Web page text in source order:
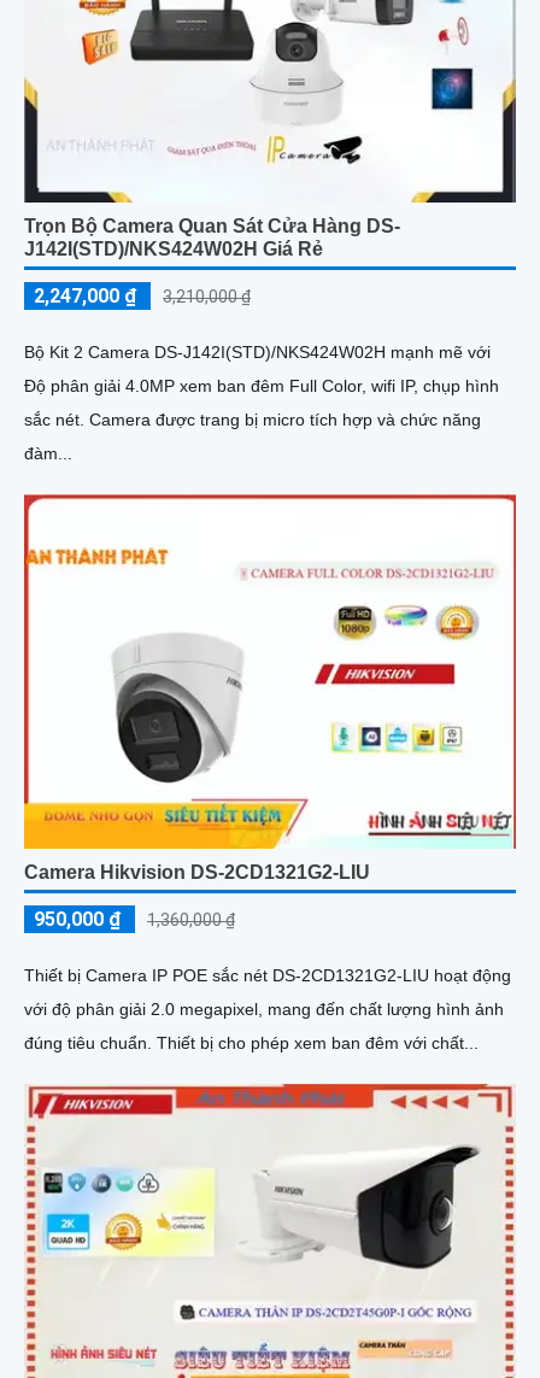
Trọn Bộ Camera Quan Sát Cửa Hàng DS-
J142I(STD)/NKS424W02H Giá Rẻ
2,247,000 ₫ 3,210,000 ₫
Bộ Kit 2 Camera DS-J142I(STD)/NKS424W02H mạnh mẽ với
Độ phân giải 4.0MP xem ban đêm Full Color, wifi IP, chụp hình
sắc nét. Camera được trang bị micro tích hợp và chức năng
đàm...
Camera Hikvision DS-2CD1321G2-LIU
950,000 ₫ 1,360,000 ₫
Thiết bị Camera IP POE sắc nét DS-2CD1321G2-LIU hoạt động
với độ phân giải 2.0 megapixel, mang đến chất lượng hình ảnh
đúng tiêu chuẩn. Thiết bị cho phép xem ban đêm với chất...